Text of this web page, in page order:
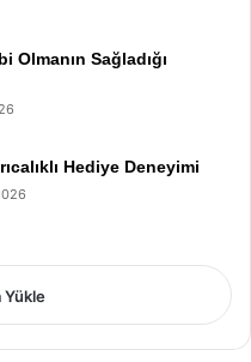
Olmanın Sağladığı
Hediye Deneyimi
Yükle